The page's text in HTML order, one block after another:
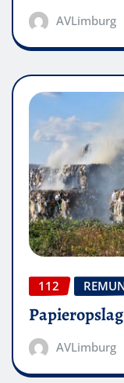
AVLimburg
112
AVLimburg